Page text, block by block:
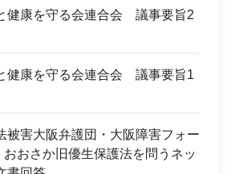
健康を守る会連合会 議事要旨2
健康を守る会連合会 議事要旨1
被害大阪弁護団・大阪障害フォー
おおさか旧優生保護法を問うネッ